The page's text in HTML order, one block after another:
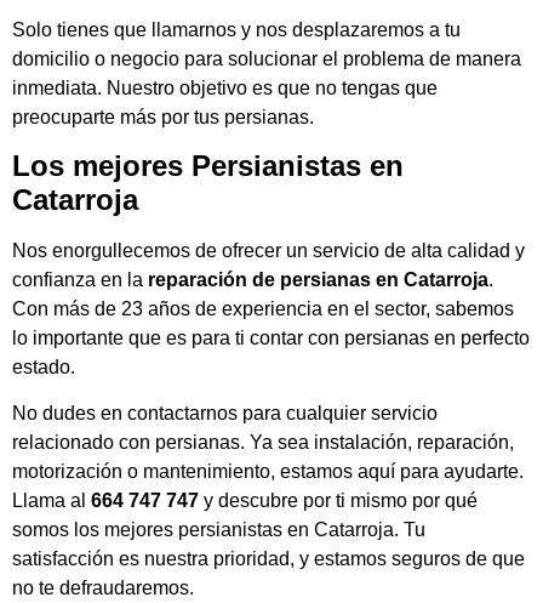
Solo tienes que llamarnos y nos desplazaremos a tu
domicilio o negocio para solucionar el problema de manera
inmediata. Nuestro objetivo es que no tengas que
preocuparte más por tus persianas.
Los mejores Persianistas en
Catarroja
Nos enorgullecemos de ofrecer un servicio de alta calidad y
confianza en la reparación de persianas en Catarroja.
Con más de 23 años de experiencia en el sector, sabemos
lo importante que es para ti contar con persianas en perfecto
estado.
No dudes en contactarnos para cualquier servicio
relacionado con persianas. Ya sea instalación, reparación,
motorización o mantenimiento, estamos aquí para ayudarte.
Llama al 664 747 747 y descubre por ti mismo por qué
somos los mejores persianistas en Catarroja. Tu
satisfacción es nuestra prioridad, y estamos seguros de que
no te defraudaremos.